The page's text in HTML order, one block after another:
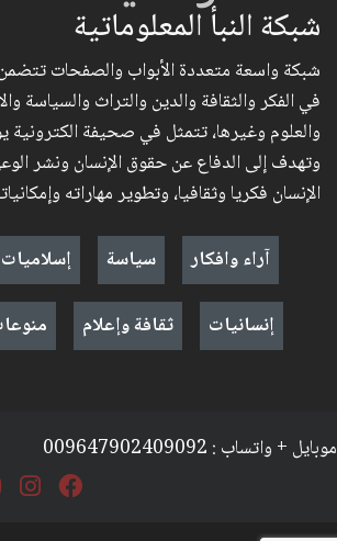
شبكة النبأ المعلوماتية
شبكة واسعة متعددة الأبواب والصفحات
في الفكر والثقافة والدين والتراث والسياسة
والعلوم وغيرها، تتمثل في صحيفة الكترونية
وتهدف إلى الدفاع عن حقوق الإنسان ونشر
الإنسان فكريا وثقافيا، وتطوير مهاراته
آراء وافكار
سياسة إسلاميات
إنسانيات
ثقافة وإعلام
موبايل + واتساب : 009647902409092